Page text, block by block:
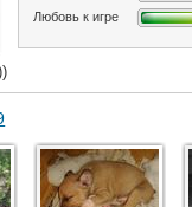
Любовь к игре